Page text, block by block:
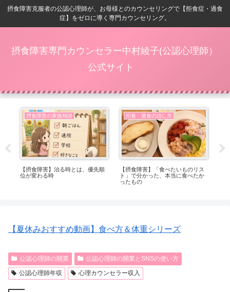
摂食障害克服者の公認心理師が、お母様とのカウンセリングで【拒食症・過食
症】をゼロに導く専門カウンセリング。
摂食障害専門カウンセラー中村綾子(公認心理師）
公式サイト
摂食障害の家族相談
【摂食障害】治る時とは、優先順
位が変わる時
拒食・過食の治し方
【摂食障害】「食べたいものリス
ト」で分かった、本当に食べたか
ったもの
【夏休みおすすめ動画】食べ方＆体重シリーズ
公認心理師の開業
公認心理師の開業とSNSの使い方
公認心理師年収
心理カウンセラー収入